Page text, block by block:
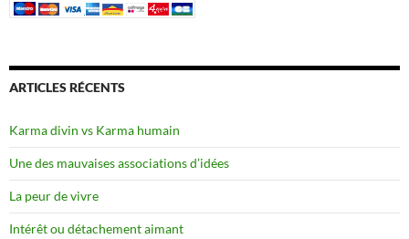
ARTICLES RÉCENTS
Karma divin vs Karma humain
Une des mauvaises associations d’idées
La peur de vivre
Intérêt ou détachement aimant